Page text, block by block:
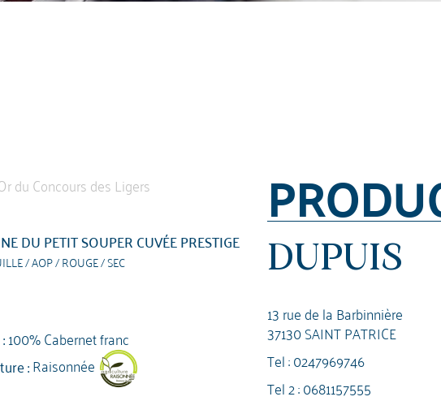
DU PETIT SOUPER CUVÉE PRESTIGE
/ AOP / ROUGE / SEC
100% Cabernet franc
:Raisonnée
DUPUIS
13 rue de la Barbinnière
37130 SAINT PATRICE
Tel :0247969746
Tel 2 :0681157555